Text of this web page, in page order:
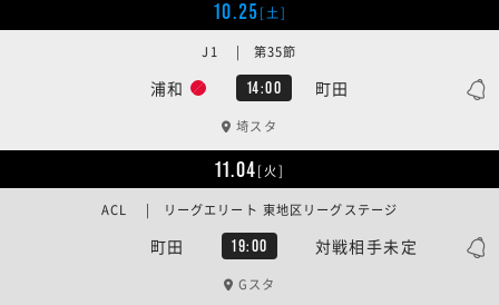
10.25[土]
浦和 14:00 町田
J1 | 第35節
埼スタ
11.04[火]
町田 19:00 対戦相手未定
ACL | リーグエリート 東地区リーグステージ
Gスタ